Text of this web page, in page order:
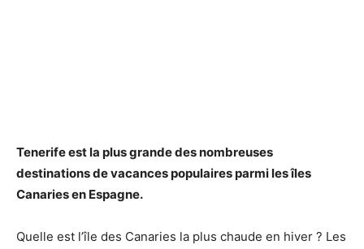
Tenerife est la plus grandedes nombreuses
destinations de vacances populaires parmi lesîles
Canariesen Espagne.
Quelle est l’île des Canaries la plus chaude en hiver ? Les